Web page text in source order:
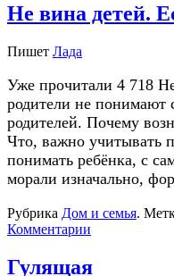
Не вина детей.
Пишет Лада
Уже прочитали 4 718
родители не понимают
родителей. Почему
Что, важно учитывать
понимать ребёнка, с
морали изначально,
Рубрика Дом и семья.
Комментарии
Гулящая